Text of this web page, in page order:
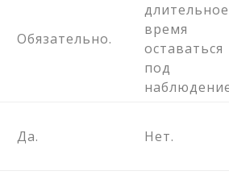
Обязательно.
длительное
время
оставаться
под
Да. Нет.